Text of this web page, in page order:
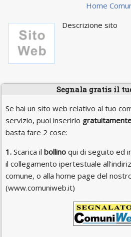
Home
Descrizione sito
Segnala gratis il
Se hai un sito web relativo al tuo
servizio, puoi inserirlo
basta fare 2 cose:
1.Scarica il bollinoqui di seguito ed
il collegamento ipertestuale
comune, o alla home page del
(www.comuniweb.it)